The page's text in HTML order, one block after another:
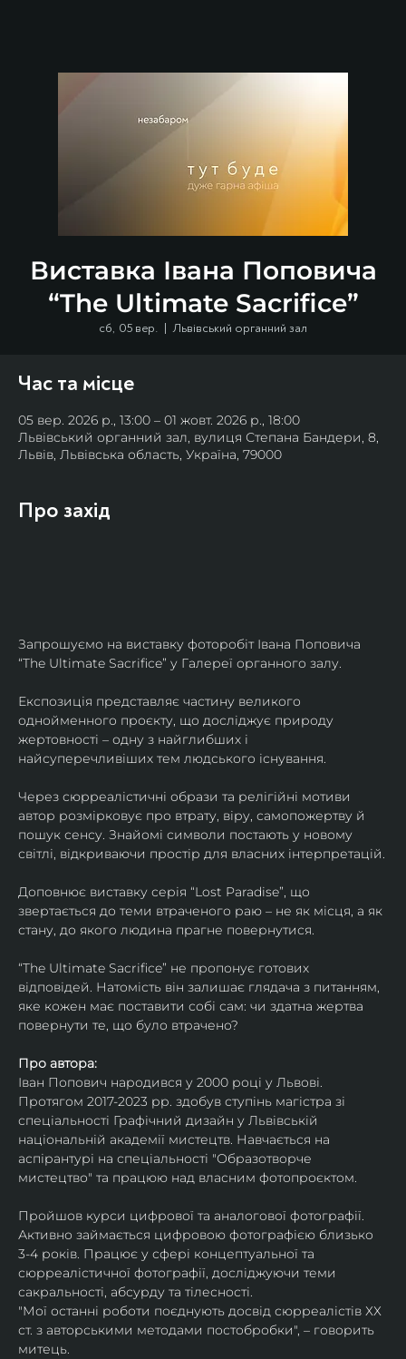
Виставка Івана Поповича
“The Ultimate Sacrifice”
сб, 05 вер.
  |
Львівський органний зал
Час та місце
05 вер. 2026 р., 13:00 – 01 жовт. 2026 р., 18:00
Львівський органний зал, вулиця Степана Бандери, 8,
Львів, Львівська область, Україна, 79000
Про захід
Запрошуємо на виставку фоторобіт Івана Поповича
“The Ultimate Sacrifice” у Галереї органного залу.
Експозиція представляє частину великого
однойменного проєкту, що досліджує природу
жертовності – одну з найглибших і
найсуперечливіших тем людського існування.
Через сюрреалістичні образи та релігійні мотиви
автор розмірковує про втрату, віру, самопожертву й
пошук сенсу. Знайомі символи постають у новому
світлі, відкриваючи простір для власних інтерпретацій.
Доповнює виставку серія “Lost Paradise”, що
звертається до теми втраченого раю – не як місця, а як
стану, до якого людина прагне повернутися.
“The Ultimate Sacrifice” не пропонує готових
відповідей. Натомість він залишає глядача з питанням,
яке кожен має поставити собі сам: чи здатна жертва
повернути те, що було втрачено?
Про автора:
Іван Попович народився у 2000 році у Львові.
Протягом 2017-2023 рр. здобув ступінь магістра зі
спеціальності Графічний дизайн у Львівській
національній академії мистецтв. Навчається на
аспірантурі на спеціальності "Образотворче
мистецтво" та працюю над власним фотопроєктом.
Пройшов курси цифрової та аналогової фотографії.
Активно займається цифровою фотографією близько
3-4 років. Працює у сфері концептуальної та
сюрреалістичної фотографії, досліджуючи теми
сакральності, абсурду та тілесності.
"Мої останні роботи поєднують досвід сюрреалістів ХХ
ст. з авторськими методами постобробки", – говорить
митець.